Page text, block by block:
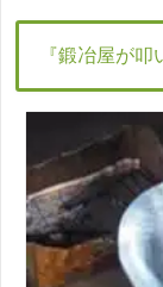
『鍛冶屋が